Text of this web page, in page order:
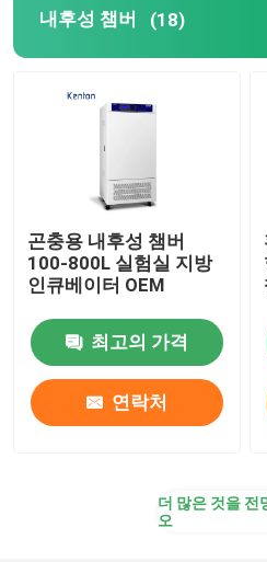
내후성 챔버 (18)
곤충용 내후성 챔버
100-800L 실험실 지방
인큐베이터 OEM
최고의 가격
연락처
더 많은 것을 전
오